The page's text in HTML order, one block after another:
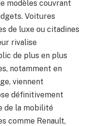
modèles couvrant
Voitures
de luxe ou citadines
rivalise
de plus en plus
notamment en
viennent
définitivement
de la mobilité
comme Renault,